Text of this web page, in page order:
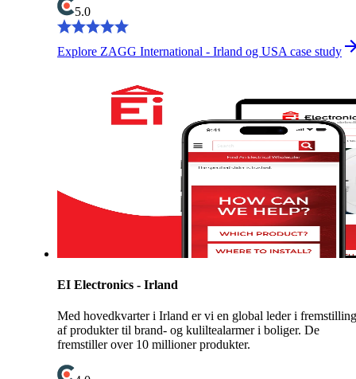
5.0
Explore ZAGG International - Irland og USA case study
EI Electronics - Irland
Med hovedkvarter i Irland er vi en global leder i fremstilling
af produkter til brand- og kuliltealarmer i boliger. De
fremstiller over 10 millioner produkter.